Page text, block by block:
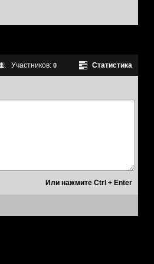
Участников: 0 Статистика